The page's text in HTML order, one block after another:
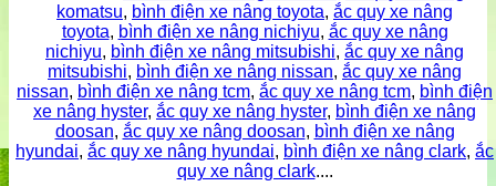
komatsu, bình điện xe nâng toyota, ắc quy xe nâng
toyota, bình điện xe nâng nichiyu, ắc quy xe nâng
nichiyu, bình điện xe nâng mitsubishi, ắc quy xe nâng
mitsubishi, bình điện xe nâng nissan, ắc quy xe nâng
nissan, bình điện xe nâng tcm, ắc quy xe nâng tcm, bình điện
xe nâng hyster, ắc quy xe nâng hyster, bình điện xe nâng
doosan, ắc quy xe nâng doosan, bình điện xe nâng
hyundai, ắc quy xe nâng hyundai, bình điện xe nâng clark, ắc
quy xe nâng clark....